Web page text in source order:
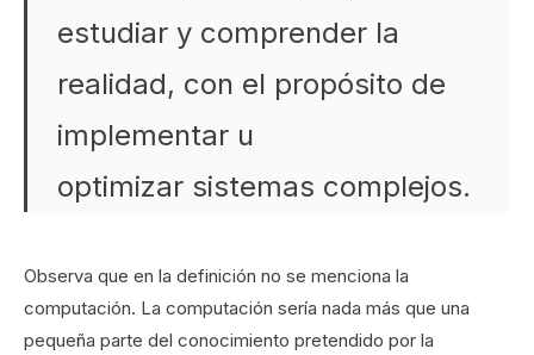
estudiar y comprender la
realidad, con el propósito de
implementar u
optimizar sistemas complejos.
Observa que en la definición no se menciona la
computación. La computación sería nada más que una
pequeña parte del conocimiento pretendido por la